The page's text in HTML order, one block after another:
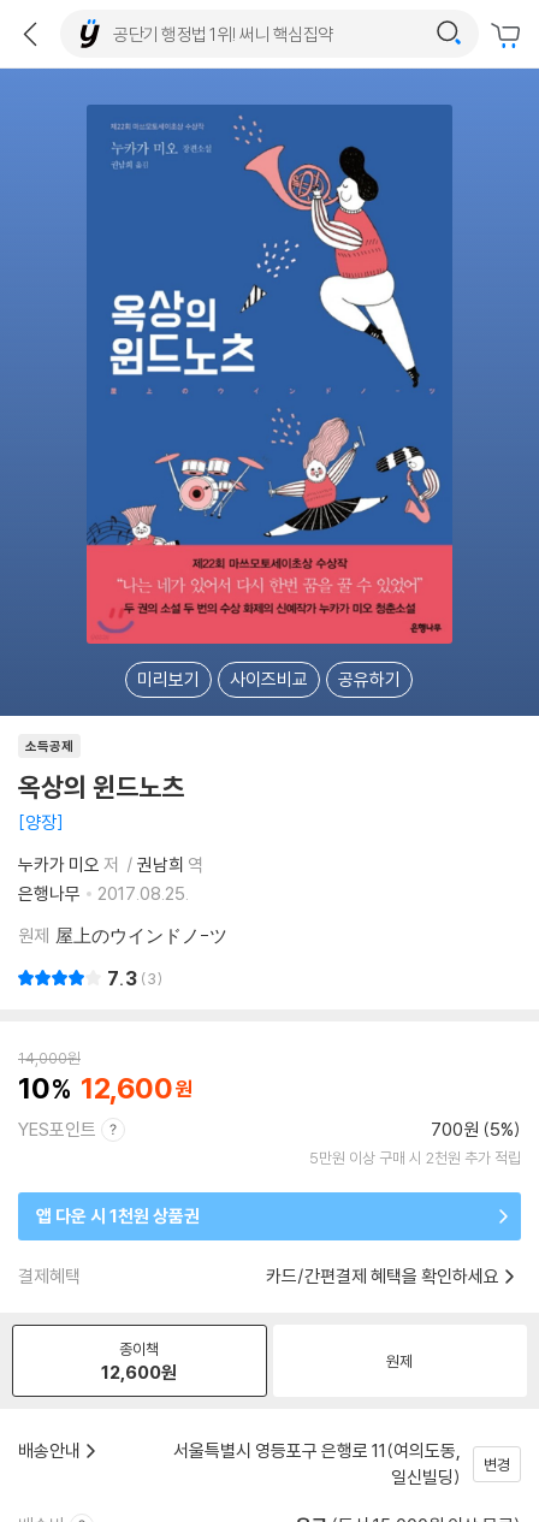
미리보기 사이즈비교 공유하기
소득공제
옥상의 윈드노츠
양장
누카가 미오 저 권남희 역
은행나무
2017.08.25.
원제 屋上のウインドノ-ツ
7.3 3
14,000원
10 12,600
YES포인트 700원 (5%)
5만원 이상 구매 시 2천원 추가 적립
앱 다운 시 1천원 상품권
결제혜택 카드/간편결제 혜택을 확인하세요
종이책
12,600원 원제
배송안내
서울특별시 영등포구 은행로 11(여의도동,
일신빌딩)
변경